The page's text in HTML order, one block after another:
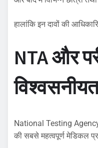
हालांकि इन दावों की
NTA और
National Testing Agency
की सबसे महत्वपूर्ण मेडिकल